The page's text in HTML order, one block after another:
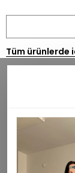
Tüm ürünlerde